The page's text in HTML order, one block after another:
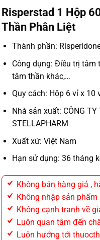
Risperstad 1 Hộp
Thần Phân Liệt
Thành phần:
Công dụng: Điều trị tâm
tâm thần khác,…
Quy cách: Hộp 6 vỉ x 10
Nhà sản xuất: CÔNG TY
STELLAPHARM
Xuất xứ: Việt Nam
Hạn sử dụng: 36 tháng
Không bán hàng giả ,
Không nhập sản
Không cạnh tranh về
Luôn quan tâm đến
Luôn hướng tới